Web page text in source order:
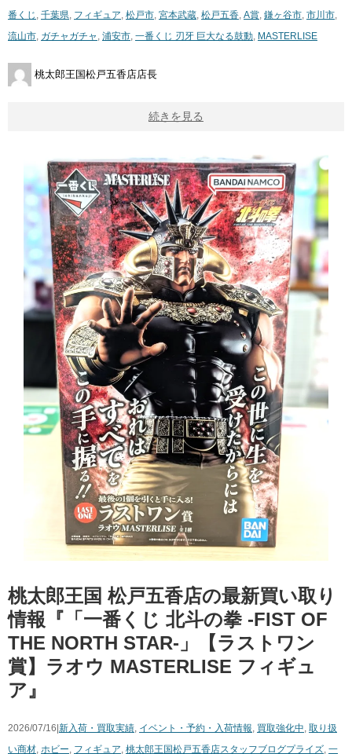
番くじ 千葉県 フィギュア 松戸市 宮本武蔵 松戸五香 A賞 鎌ヶ谷市 市川市
流山市 ガチャガチャ 浦安市 一番くじ ​刃牙 ​巨大なる鼓動 ​MASTERLISE
桃太郎王国松戸五香店店長
続きを見る
桃太郎王国 松戸五香店の最新買い取り
情報『「一番くじ ​北斗の拳 ​-FIST ​OF ​
THE ​NORTH ​STAR-」【ラストワン
賞】ラオウ MASTERLISE フィギュ
ア』
2026/07/16|新入荷・買取実績, イベント・予約・入荷情報, 買取強化中, 取り扱
い商材, ホビー, フィギュア, 桃太郎王国松戸五香店スタッフブログプライズ, 一